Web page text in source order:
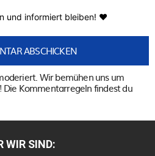
und informiert bleiben! ♥
Wir bemühen uns um
Die Kommentarregeln findest du
WIR SIND: